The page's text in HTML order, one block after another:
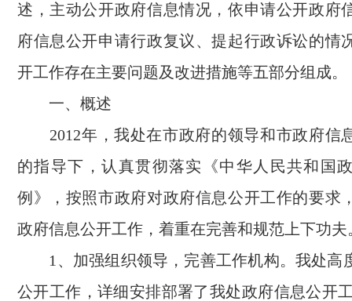
述，主动公开政府信息情况，依申请公开政府
府信息公开申请行政复议、提起行政诉讼的情
开工作存在主要问题及改进措施等五部分组成。
一、概述
2012年，我处在市政府的领导和市政府信
的指导下，认真贯彻落实《中华人民共和国
例》，按照市政府对政府信息公开工作的要求
政府信息公开工作，着重在完善和规范上下功夫
1 、加强组织领导，完善工作机构。我处高
公开工作，详细安排部署了我处政府信息公开